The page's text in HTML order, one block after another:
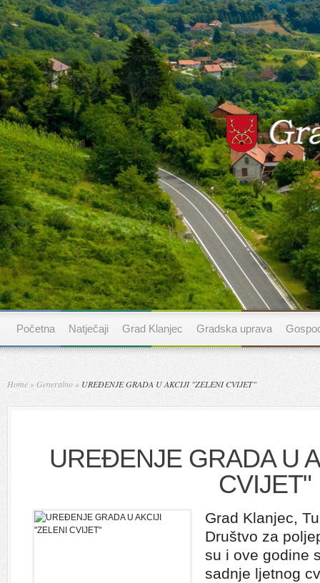
Početna Natječaji Grad Klanjec Gradska uprava
Home »Generalno » UREĐENJE GRADA U AKCIJI "ZELENI CVIJET"
UREĐENJE GRADA U
CVIJET"
Grad Klanjec,
Društvo za
su i ove godine
sadnje ljetnog